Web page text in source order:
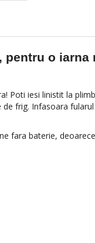
o iarna
Poti iesi linistit la
frig. Infasoara
fara baterie,